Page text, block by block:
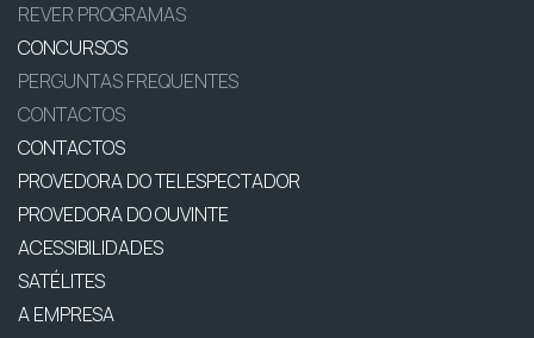
REVER PROGRAMAS
CONCURSOS
PERGUNTAS FREQUENTES
CONTACTOS
CONTACTOS
PROVEDORA DO TELESPECTADOR
PROVEDORA DO OUVINTE
ACESSIBILIDADES
SATÉLITES
A EMPRESA